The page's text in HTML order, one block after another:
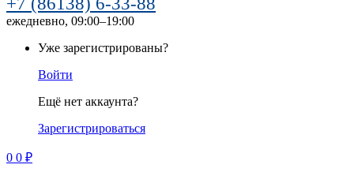
ежедневно, 09:00–19:00
Уже зарегистрированы?
Войти
Ещё нет аккаунта?
Зарегистрироваться
0 0 ₽